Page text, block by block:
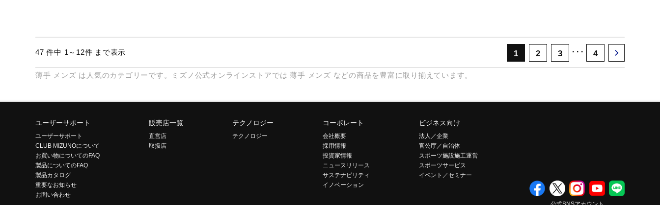
47 件中 1～12件 まで表示 1 2 3 ･･･ 4
薄手 メンズ は人気のカテゴリーです。ミズノ公式オンラインストアでは薄手 メンズ などの商品を豊富に取り揃えています。
ユーザーサポート
ユーザーサポート
CLUB MIZUNOについて
お買い物についてのFAQ
製品についてのFAQ
製品カタログ
重要なお知らせ
お問い合わせ
販売店一覧
直営店
取扱店
テクノロジー
テクノロジー
コーポレート
会社概要
採用情報
投資家情報
ニュースリリース
サステナビリティ
イノベーション
ビジネス向け
法人／企業
官公庁／自治体
スポーツ施設施工運営
スポーツサービス
イベント／セミナー